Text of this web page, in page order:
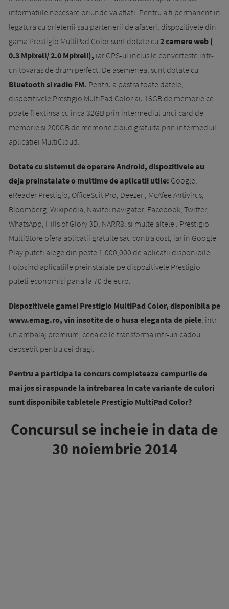
informatiile necesare oriunde va aflati. Pentru a fi permanent in
legatura cu prietenii sau partenerii de afaceri, dispozitivele din
gama Prestigio MultiPad Color sunt dotate cu 2 camere web (
0.3 Mpixeli/ 2.0 Mpixeli), iar GPS-ul inclus le converteste intr-
un tovaras de drum perfect. De asemenea, sunt dotate cu
Bluetooth si radio FM. Pentru a pastra toate datele,
dispozitivele Prestigio MultiPad Color au 16GB de memorie ce
poate fi extinsa cu inca 32GB prin intermediul unui card de
memorie si 200GB de memorie cloud gratuita prin intermediul
aplicatiei MultiCloud.
Dotate cu sistemul de operare Android, dispozitivele au
deja preinstalate o multime de aplicatii utile: Google,
eReader Prestigio, OfficeSuit Pro, Deezer , McAfee Antivirus,
Bloomberg, Wikipedia, Navitel navigator, Facebook, Twitter,
WhatsApp, Hills of Glory 3D, NARR8, si multe altele . Prestigio
MultiStore ofera aplicatii gratuite sau contra cost, iar in Google
Play puteti alege din peste 1,000,000 de aplicatii disponibile.
Folosind aplicatiile preinstalate pe dispozitivele Prestigio
puteti economisi pana la 70 de euro.
Dispozitivele gamei Prestigio MultiPad Color, disponibila pe
www.emag.ro, vin insotite de o husa eleganta de piele, intr-
un ambalaj premium, ceea ce le transforma intr-un cadou
deosebit pentru cei dragi.
Pentru a participa la concurs completeaza campurile de
mai jos si raspunde la intrebarea In cate variante de culori
sunt disponibile tabletele Prestigio MultiPad Color?
Concursul se incheie in data de
30 noiembrie 2014